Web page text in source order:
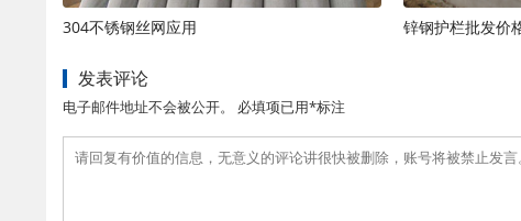
304不锈钢丝网应用 锌钢护栏批发价
发表评论
电子邮件地址不会被公开。 必填项已用*标注